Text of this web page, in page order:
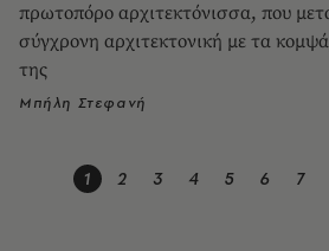
πρωτοπόρο αρχιτεκτόνισσα, που
σύγχρονη αρχιτεκτονική με τα
της
Μπήλη Στεφανή
1 2 3 4 5 6 7